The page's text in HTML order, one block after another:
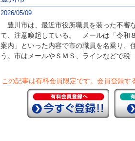
2026/05/09
豊川市は、最近市役所職員を装った不審
て、注意喚起している。 メールは「令和
案内」といった内容で市の職員を名乗り、
う。市はメールやＳＭＳ、ラインなどで税
この記事は有料会員限定です。 会員登録す